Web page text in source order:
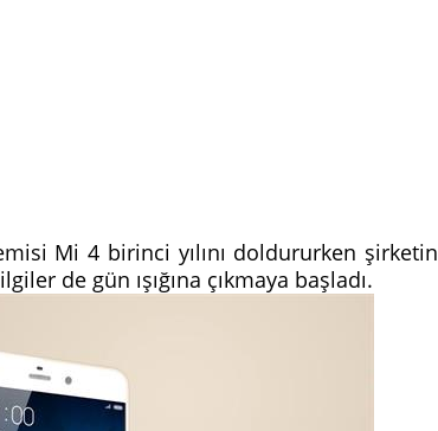
Mi 4 birinci yılını doldururken şirketin
de gün ışığına çıkmaya başladı.